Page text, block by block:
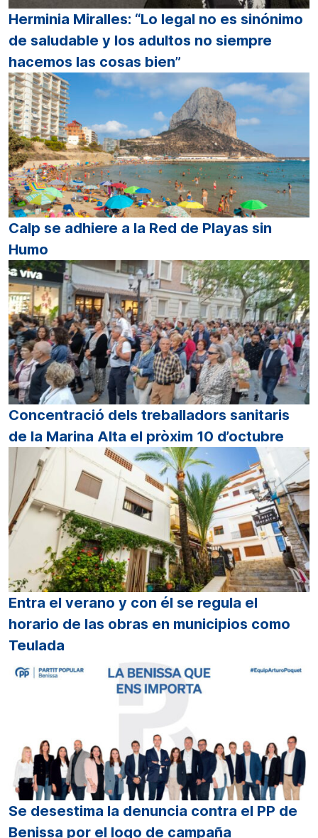
Herminia Miralles: “Lo legal no es sinónimo
de saludable y los adultos no siempre
hacemos las cosas bien”
Calp se adhiere a la Red de Playas sin
Humo
Concentració dels treballadors sanitaris
de la Marina Alta el pròxim 10 d’octubre
Entra el verano y con él se regula el
horario de las obras en municipios como
Teulada
Se desestima la denuncia contra el PP de
Benissa por el logo de campaña